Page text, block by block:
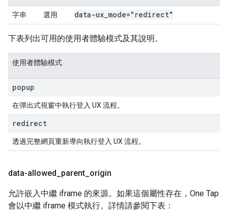
字串 選用 data-ux mode="redirect"
下表列出可用的使用者體驗模式及其說明。
使用者體驗模式
popup
在彈出式視窗中執行登入 UX 流程。
redirect
透過完整網頁重新導向執行登入 UX 流程。
data-allowed parent origin
允許嵌入中繼 iframe 的來源。如果這個屬性存在，One Tap
會以中繼 iframe 模式執行。詳情請參閱下表：